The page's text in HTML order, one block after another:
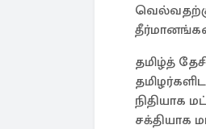
தமிழ்த்
நிதியாக
சக்தியாக